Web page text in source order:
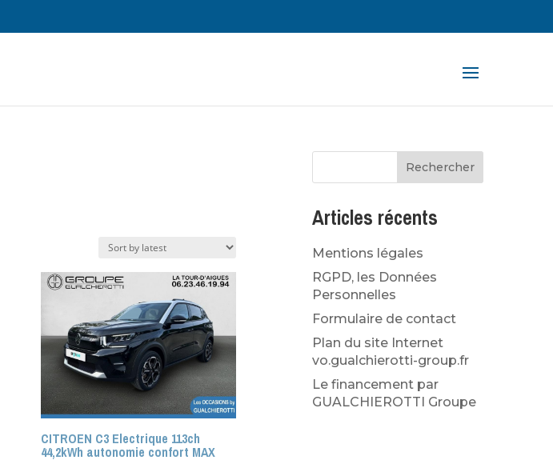
CITROEN C3 Electrique 113ch
44,2kWh autonomie confort MAX
Articles récents
Mentions légales
RGPD, les Données
Personnelles
Formulaire de contact
Plan du site Internet
vo.gualchierotti-group.fr
Le financement par
GUALCHIEROTTI Groupe